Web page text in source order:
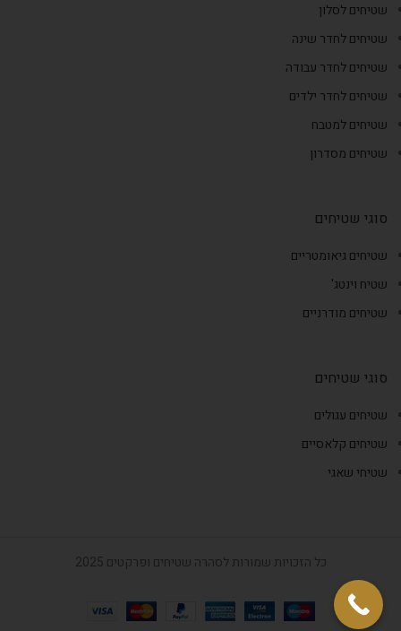
שטיחים לסלון
שטיחים לחדר שינה
שטיחים לחדר עבודה
שטיחים לחדר ילדים
שטיחים למטבח
שטיחים מסדרון
סוגי שטיחים
שטיחים גיאומטריים
שטיח וינטג'
שטיחים מודרניים
סוגי שטיחים
שטיחים עגולים
שטיחים קלאסיים
שטיחי שאגי
כל הזכויות שמורות לסהרה שטיחים ופרקטים 2025